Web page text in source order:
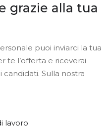
grazie alla tua
puoi inviarci la tua
te l’offerta e riceverai
Sulla nostra
lavoro